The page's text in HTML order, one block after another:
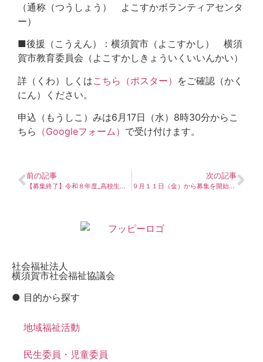
（通称（つうしょう） よこすかボランティアセンタ
ー）
■後援（こうえん）：横須賀市（よこすかし） 横須
賀市教育委員会（よこすかしきょういくいいんかい）
詳（くわ）しくはこちら（ポスター） をご確認（かく
にん）ください。
申込（もうしこ）みは6月17日（水）8時30分からこ
ちら （Googleフォーム） で受け付けます。
前の記事
【募集終了】令和８年度_高校生福祉体験学習（はまゆう福祉体験会）の参加者募集が始まりました♪
次の記事
９月１１日（金）から募集を開始します！災害時ボランティアセンターコーディネーター養成講習会
社会福祉法人
横須賀市社会福祉協議会
● 目的から探す
地域福祉活動
民生委員・児童委員